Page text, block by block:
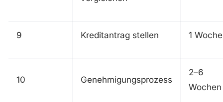
9 Kreditantrag stellen 1 Woche
10 Genehmigungsprozess
2–6
Wochen